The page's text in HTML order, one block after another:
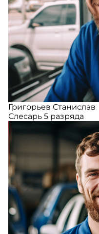
Григорьев Станислав
Слесарь 5 разряда